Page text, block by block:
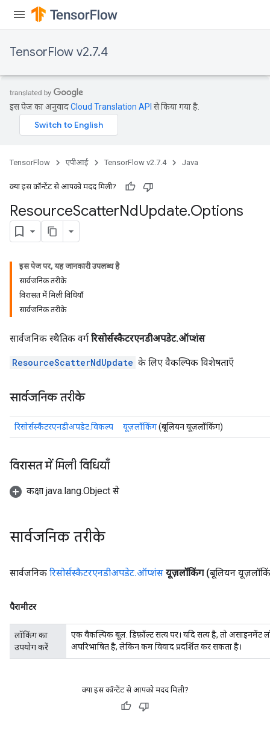
TensorFlow v2.7.4
इस पेज का अनुवादCloud Translation API से किया गया है.
TensorFlow एपीआई TensorFlow v2.7.4 Java
क्या इस कॉन्टेंट से आपको मदद मिली?
ResourceScatterNdUpdate.Options
इस पेज पर, यह जानकारी उपलब्ध है
सार्वजनिक तरीके
विरासत में मिली विधियाँ
सार्वजनिक तरीके
सार्वजनिक स्थैतिक वर्ग रिसोर्सस्कैटरएनडीअपडेट.ऑप्शंस
ResourceScatterNdUpdate के लिए वैकल्पिक विशेषताएँ
सार्वजनिक तरीके
रिसोर्सस्कैटरएनडीअपडेट.विकल्प यूज़लॉकिंग(बूलियन यूज़लॉकिंग)
विरासत में मिली विधियाँ
कक्षा java.lang.Object से
सार्वजनिक तरीके
सार्वजनिक रिसोर्सस्कैटरएनडीअपडेट.ऑप्शंस यूज़लॉकिंग (बूलियन
पैरामीटर
लॉकिंग का
उपयोग करें
एक वैकल्पिक बूल. डिफ़ॉल्ट सत्य पर। यदि सत्य है, तो असाइनमेंट
अपरिभाषित है, लेकिन कम विवाद प्रदर्शित कर सकता है।
क्या इस कॉन्टेंट से आपको मदद मिली?